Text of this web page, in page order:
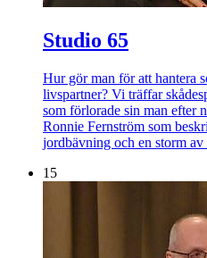
Studio 65
Hur gör man för att hantera
livspartner? Vi träffar
som förlorade sin man efter
Ronnie Fernström som
jordbävning och en storm
15